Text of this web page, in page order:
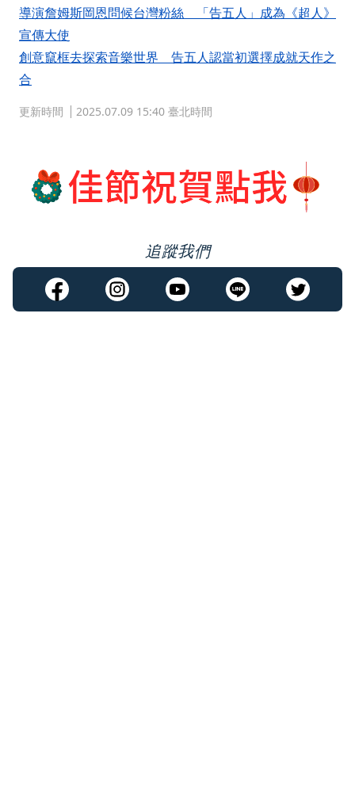
導演詹姆斯岡恩問候台灣粉絲 「告五人」成為《超人》
宣傳大使
創意竄框去探索音樂世界 告五人認當初選擇成就天作之
合
更新時間 2025.07.09 15:40 臺北時間
追蹤我們